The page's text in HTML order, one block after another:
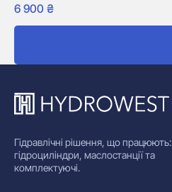
6 900 ₴
Гідравлічні рішення, що працюють:
гідроциліндри, маслостанції та
комплектуючі.